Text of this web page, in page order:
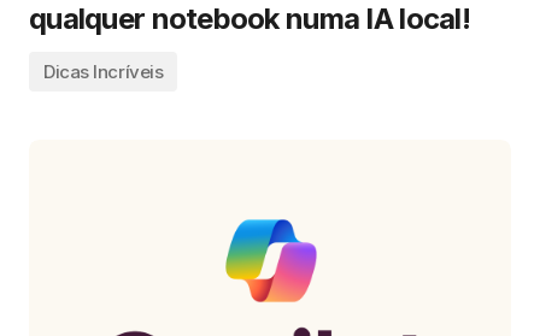
qualquer notebook numa IA local!
Dicas Incríveis